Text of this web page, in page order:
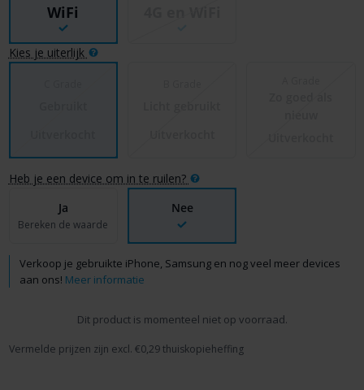
WiFi
Kies je uiterlijk
Heb je een device om in te ruilen?
Ja
Bereken de waarde
Nee
Verkoop je gebruikte iPhone, Samsung en nog veel meer devices
aan ons! Meer informatie
Dit product is momenteel niet op voorraad.
Vermelde prijzen zijn excl. €0,29 thuiskopieheffing